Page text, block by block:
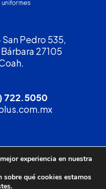
Pedro 535,
27105
722.5050
!
experiencia en nuestra
sobre qué cookies estamos
.